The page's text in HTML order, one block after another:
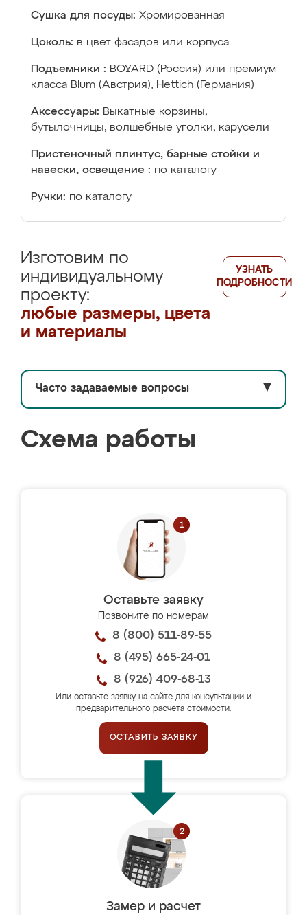
Сушка для посуды: Хромированная
Цоколь: в цвет фасадов или корпуса
Подъемники : BOYARD (Россия) или премиум
класса Blum (Австрия), Hettich (Германия)
Аксессуары: Выкатные корзины,
бутылочницы, волшебные уголки, карусели
Пристеночный плинтус, барные стойки и
навески, освещение : по каталогу
Ручки: по каталогу
Изготовим по
индивидуальному
проекту:
любые размеры, цвета
и материалы
УЗНАТЬ
ПОДРОБНОСТИ
Часто задаваемые вопросы ▼
Схема работы
Оставьте заявку
Позвоните по номерам
8 (800) 511-89-55
8 (495) 665-24-01
8 (926) 409-68-13
Или оставьте заявку на сайте для консультации и
предварительного расчёта стоимости.
ОСТАВИТЬ ЗАЯВКУ
Замер и расчет